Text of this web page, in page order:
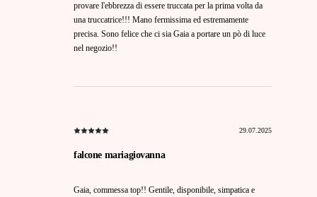
provare l'ebbrezza di essere truccata per la prima volta da
una truccatrice!!! Mano fermissima ed estremamente
precisa. Sono felice che ci sia Gaia a portare un pò di luce
nel negozio!!
29.07.2025
falcone mariagiovanna
Gaia, commessa top!! Gentile, disponibile, simpatica e